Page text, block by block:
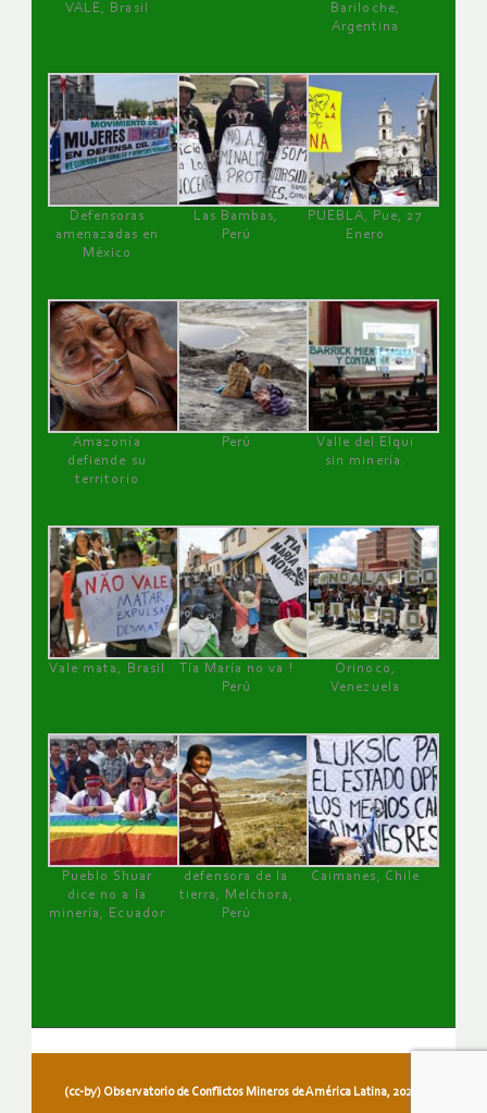
VALE, Brasil
Bariloche,
Argentina
Defensoras
amenazadas en
México
Las Bambas,
Perú
PUEBLA, Pue, 27
Enero
Amazonía
defiende su
territorio
Perú
Valle del Elqui
sin minería.
Vale mata, Brasil
Tía María no va !
Perú
Orinoco,
Venezuela
Pueblo Shuar
dice no a la
minería, Ecuador
defensora de la
tierra, Melchora,
Perú
Caimanes, Chile
(cc-by) Observatorio de Conflictos Mineros de América Latina, 2026